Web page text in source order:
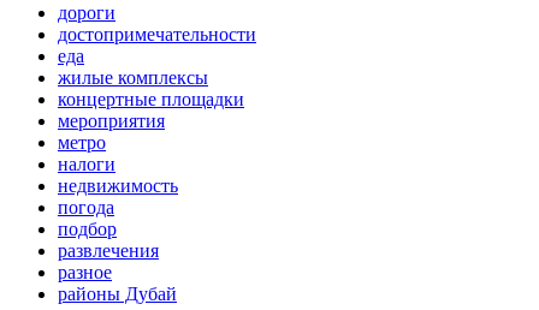
дороги
достопримечательности
еда
жилые комплексы
концертные площадки
мероприятия
метро
налоги
недвижимость
погода
подбор
развлечения
разное
районы Дубай